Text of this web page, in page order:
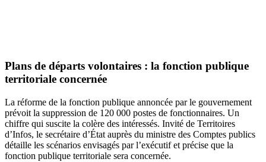
Plans de départs volontaires : la fonction publique
territoriale concernée
La réforme de la fonction publique annoncée par le gouvernement
prévoit la suppression de 120 000 postes de fonctionnaires. Un
chiffre qui suscite la colère des intéressés. Invité de Territoires
d’Infos, le secrétaire d’État auprès du ministre des Comptes publics
détaille les scénarios envisagés par l’exécutif et précise que la
fonction publique territoriale sera concernée.